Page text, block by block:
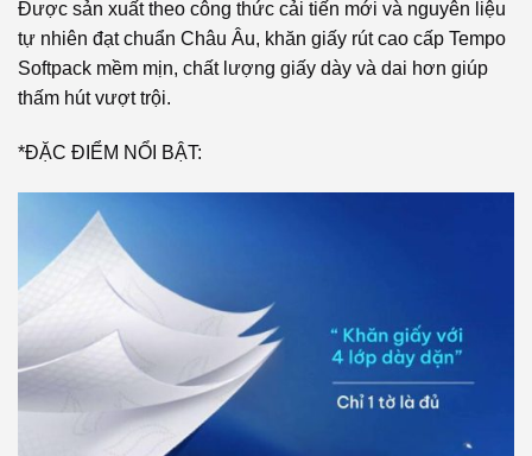
Được sản xuất theo công thức cải tiến mới và nguyên liệu
tự nhiên đạt chuẩn Châu Âu, khăn giấy rút cao cấp Tempo
Softpack mềm mịn, chất lượng giấy dày và dai hơn giúp
thấm hút vượt trội.
*ĐẶC ĐIỂM NỔI BẬT: